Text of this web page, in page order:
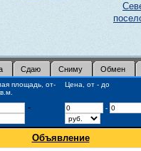
Сдаю Сниму Обмен
площадь, от-
Цена, от - до
- -
Объявление